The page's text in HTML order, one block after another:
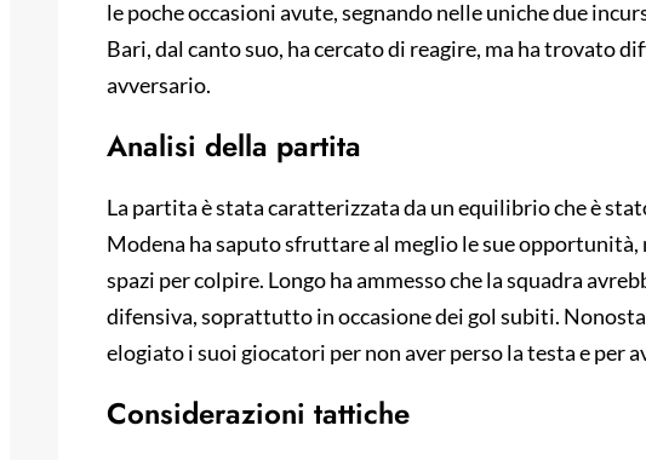
le poche occasioni avute, segnando nelle uniche due
Bari, dal canto suo, ha cercato di reagire, ma ha trovato
avversario.
Analisi della partita
La partita è stata caratterizzata da un equilibrio che è
Modena ha saputo sfruttare al meglio le sue
spazi per colpire. Longo ha ammesso che la squadra
difensiva, soprattutto in occasione dei gol subiti.
elogiato i suoi giocatori per non aver perso la testa e per
Considerazioni tattiche